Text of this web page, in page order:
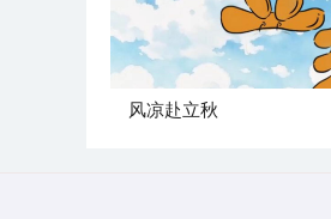
风凉赴立秋